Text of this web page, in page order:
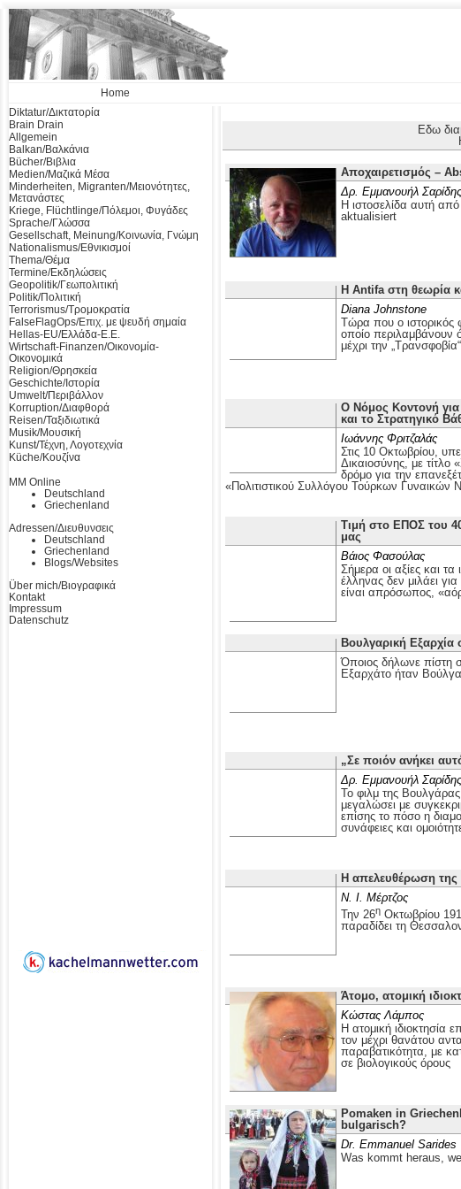
Home
Diktatur/Δικτατορία
Brain Drain
Allgemein
Balkan/Βαλκάνια
Bücher/Βιβλια
Medien/Μαζικά Μέσα
Minderheiten, Migranten/Μειονότητες,
Μετανάστες
Kriege, Flüchtlinge/Πόλεμοι, Φυγάδες
Sprache/Γλώσσα
Gesellschaft, Meinung/Κοινωνία, Γνώμη
Nationalismus/Εθνικισμοί
Thema/Θέμα
Termine/Εκδηλώσεις
Geopolitik/Γεωπολιτική
Politik/Πολιτική
Terrorismus/Τρομοκρατία
FalseFlagOps/Επιχ. με ψευδή σημαία
Hellas-EU/Ελλάδα-Ε.Ε.
Wirtschaft-Finanzen/Οικονομία-
Οικονομικά
Religion/Θρησκεία
Geschichte/Ιστορία
Umwelt/Περιβάλλον
Korruption/Διαφθορά
Reisen/Ταξιδιωτικά
Musik/Μουσική
Kunst/Τέχνη, Λογοτεχνία
Küche/Κουζίνα
MM Online
Deutschland
Griechenland
Adressen/Διευθυνσεις
Deutschland
Griechenland
Blogs/Websites
Über mich/Βιογραφικά
Kontakt
Impressum
Datenschutz
Εδω
Αποχαιρετισμός –
Δρ. Εμμανουήλ Σαρίδης
Η ιστοσελίδα αυτή
aktualisiert
Η Antifa στη θεωρία
Diana Johnstone
Τώρα που ο ιστορικός
οποίο περιλαμβάνουν
μέχρι την „Τρανσφοβία“
Ο Νόμος Κοντονή
και το Στρατηγικό
Ιωάννης Φριτζαλάς
Στις 10 Οκτωβρίου,
Δικαιοσύνης, με
δρόμο για την
«Πολιτιστικού Συλλόγου Τούρκων
Τιμή στο ΕΠΟΣ του
μας
Βάιος Φασούλας
Σήμερα οι αξίες και
έλληνας δεν μιλάει
είναι απρόσωπος,
Βουλγαρική
Όποιος δήλωνε πίστη
Εξαρχάτο ήταν
„Σε ποιόν ανήκει
Δρ. Εμμανουήλ Σαρίδης
Το φιλμ της
μεγαλώσει με
επίσης το πόσο η
συνάφειες και
Η απελευθέρωση της
Ν. Ι. Μέρτζος
Την 26η Οκτωβρίου
παραδίδει τη
Άτομο, ατομική
Κώστας Λάμπος
Η ατομική ιδιοκτησία
τον μέχρι θανάτου
παραβατικότητα, με
σε βιολογικούς όρους
Pomaken in
bulgarisch?
Dr. Emmanuel Sarides
Was kommt heraus,